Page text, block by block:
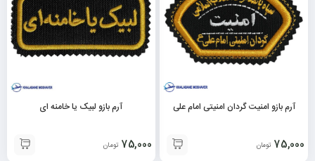
آرم بازو امنیت گردان امنیتی امام علی
75,000 تومان
آرم بازو لبیک یا خامنه ای
75,000 تومان